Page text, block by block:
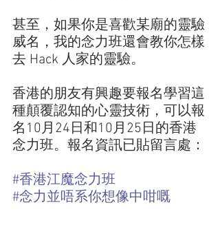
甚至，如果你是喜歡某廟的靈驗
威名，我的念力班還會教你怎樣
去 Hack 人家的靈驗。
香港的朋友有興趣要報名學習這
種顛覆認知的心靈技術，可以報
名10月24日和10月25日的香港
念力班。報名資訊已貼留言處：
#香港江魔念力班
#念力並唔系你想像中咁嘅